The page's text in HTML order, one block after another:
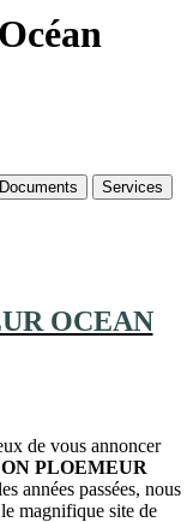
Documents
Services
OCEAN
de vous annoncer
PLOEMEUR
années passées, nous
magnifique site de